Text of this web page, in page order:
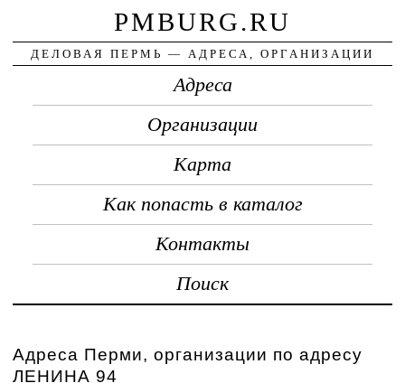
PMBURG.RU
ДЕЛОВАЯ ПЕРМЬ — АДРЕСА, ОРГАНИЗАЦИИ
Адреса
Организации
Карта
Как попасть в каталог
Контакты
Поиск
Адреса Перми, организации по адресу
ЛЕНИНА 94